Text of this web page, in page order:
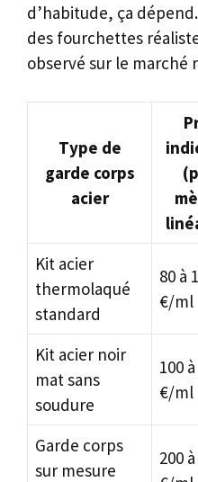
d’habitude, ça
des fourchettes
observé sur le marché
Type de
garde corps
acier
Kit acier
thermolaqué
standard
80 à
€/ml
Kit acier noir
mat sans
soudure
100
€/ml
Garde corps
sur mesure
200